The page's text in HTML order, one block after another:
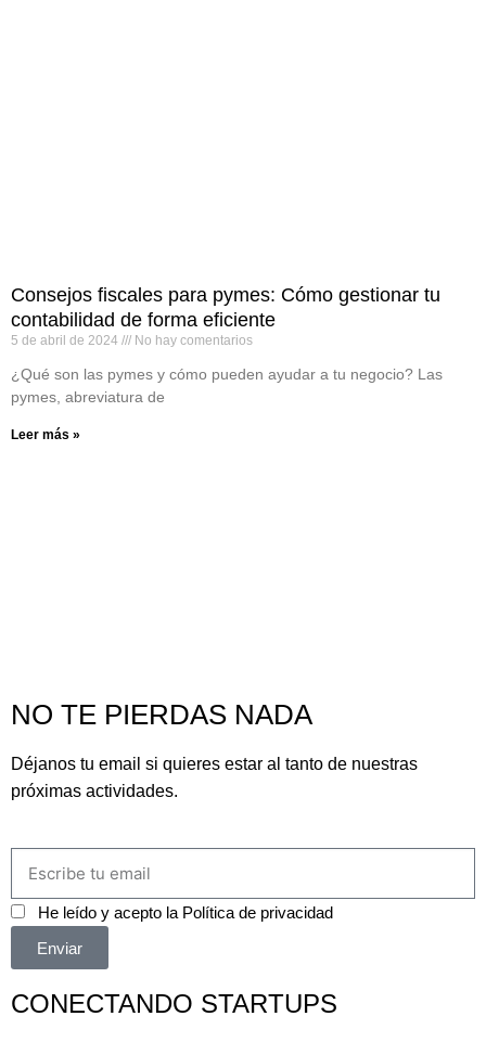
Consejos fiscales para pymes: Cómo gestionar tu
contabilidad de forma eficiente
5 de abril de 2024 No hay comentarios
¿Qué son las pymes y cómo pueden ayudar a tu negocio? Las
pymes, abreviatura de
Leer más »
NO TE PIERDAS NADA
Déjanos tu email si quieres estar al tanto de nuestras
próximas actividades.
He leído y acepto la Política de privacidad
Enviar
CONECTANDO STARTUPS